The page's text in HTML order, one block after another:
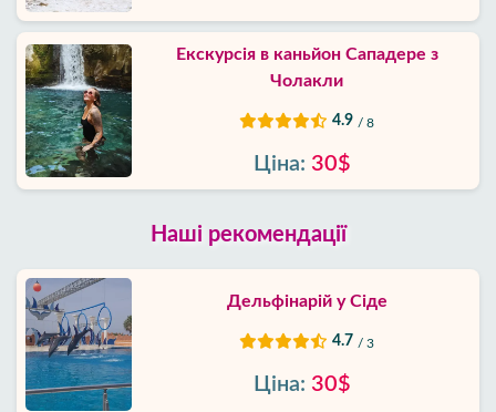
Екскурсія в каньйон Сападере з
Чолакли
4.9 / 8
Ціна: 30$
Наші рекомендації
Дельфінарій у Сіде
4.7 / 3
Ціна: 30$